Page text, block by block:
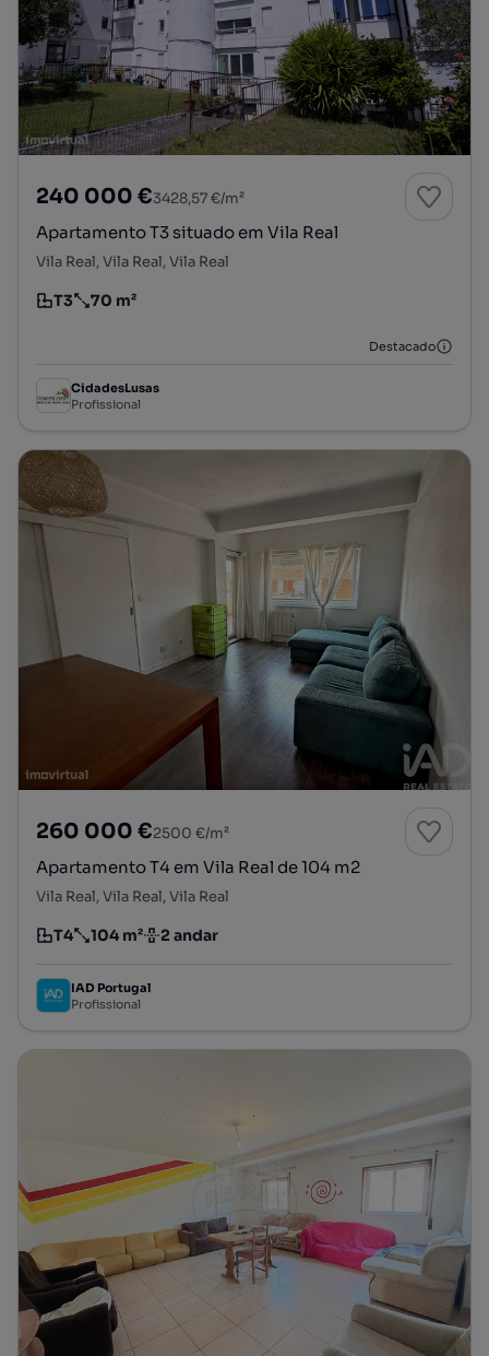
240 000 €3428,57 €/m²
Apartamento T3 situado em Vila Real
Vila Real, Vila Real, Vila Real
Tipologia
T3
Preço por metro quadrado
70 m²
Destacado
CidadesLusas
Profissional
260 000 €2500 €/m²
Apartamento T4 em Vila Real de 104 m2
Vila Real, Vila Real, Vila Real
Tipologia
T4
Preço por metro quadrado
104 m²
Andar 2 andar
IAD Portugal
Profissional